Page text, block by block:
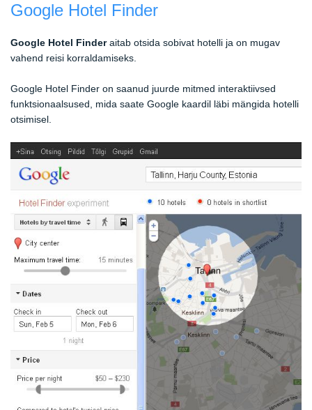
Google Hotel Finder
Google Hotel Finderaitab otsida sobivat hotelli ja on mugav
vahend reisi korraldamiseks.
Google Hotel Finder on saanud juurde mitmed interaktiivsed
funktsionaalsused, mida saate Google kaardil läbi mängida hotelli
otsimisel.